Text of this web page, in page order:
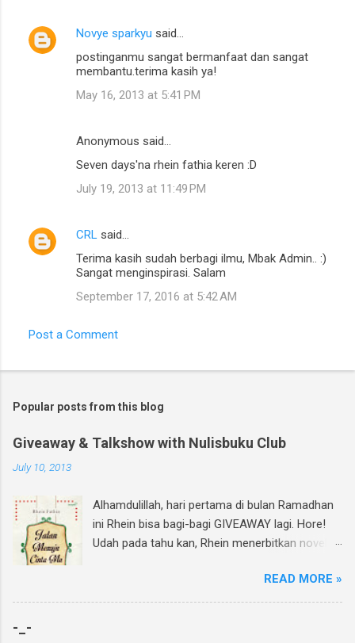
Novye sparkyu said…
postinganmu sangat bermanfaat dan sangat
membantu.terima kasih ya!
May 16, 2013 at 5:41 PM
Anonymous said…
Seven days'na rhein fathia keren :D
July 19, 2013 at 11:49 PM
CRL said…
Terima kasih sudah berbagi ilmu, Mbak Admin.. :)
Sangat menginspirasi. Salam
September 17, 2016 at 5:42 AM
Post a Comment
Popular posts from this blog
Giveaway & Talkshow with Nulisbuku Club
July 10, 2013
Alhamdulillah, hari pertama di bulan Ramadhan
ini Rhein bisa bagi-bagi GIVEAWAY lagi. Hore!
Udah pada tahu kan, Rhein menerbitkan novel
beredar di toko buku, termasuk di beberapa
toko buku online. Bagi yang mau tahu behind
READ MORE »
-_-